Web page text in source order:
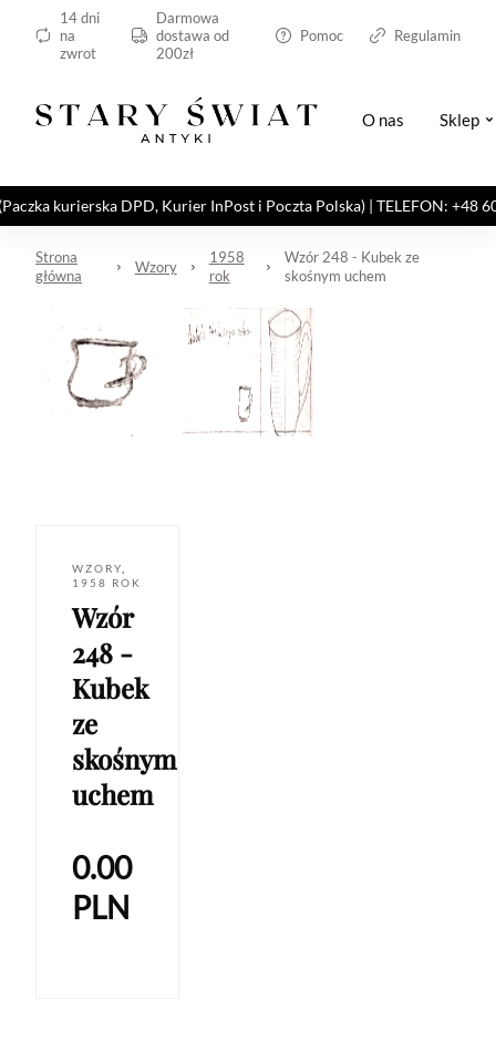
14 dni
na
zwrot
Darmowa
dostawa od
200zł
Pomoc Regulamin
O nas Sklep
kurierska DPD, Kurier InPost i Poczta Polska) | TELEFON: +48
Strona
główna
Wzory
1958
rok
Wzór 248 - Kubek ze
skośnym uchem
WZORY
1958 ROK
Wzór
248 -
Kubek
ze
skośnym
uchem
0.00
PLN